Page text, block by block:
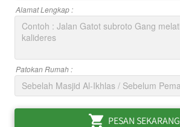
Alamat Lengkap :
Patokan Rumah :
` PESAN SEKARANG